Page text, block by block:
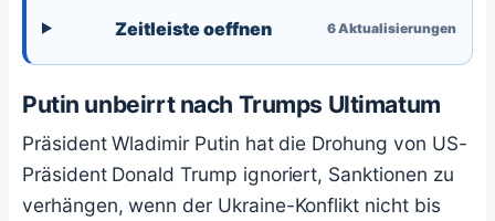
Zeitleiste oeffnen 6Aktualisierungen
Putin unbeirrt nach Trumps Ultimatum
Präsident Wladimir Putin hat die Drohung von US-
Präsident Donald Trump ignoriert, Sanktionen zu
verhängen, wenn der Ukraine-Konflikt nicht bis